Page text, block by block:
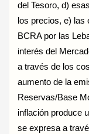
del Tesoro, d)
los precios, e) las
BCRA por las
interés del
a través de los
aumento de la
Reservas/Base
inflación produce
se expresa a